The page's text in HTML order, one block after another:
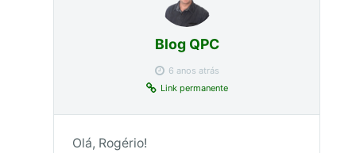
Blog QPC
6 anos atrás
Link permanente
Olá, Rogério!